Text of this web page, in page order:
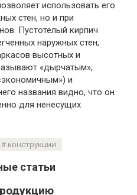
использовать его
стен, но и при
Пустотелый кирпич
наружных стен,
высотных и
«дырчатым»,
и
названия видно, что он
для ненесущих
конструкции
статьи